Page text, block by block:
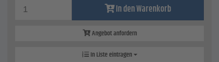
In den Warenkorb
Angebot anfordern
In Liste eintragen